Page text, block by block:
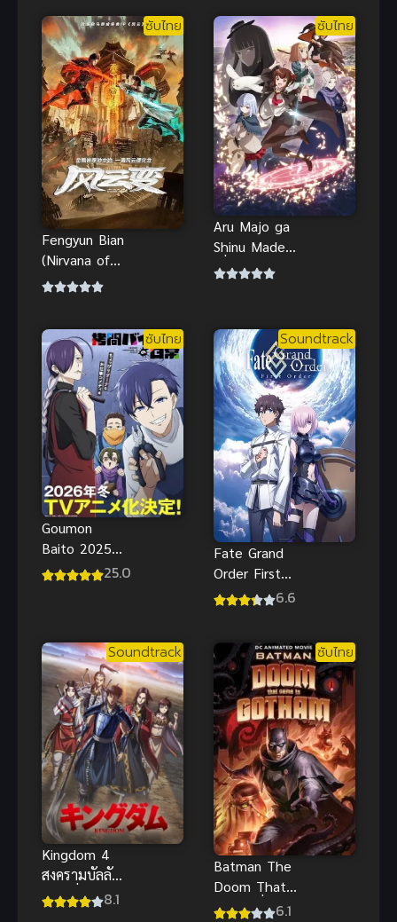
ซับไทย
Fengyun Bian
(Nirvana of
Storm Rider)
อนาคต
ซับไทย
Aru Majo ga
Shinu Made
เมื่อแม่มด
ซับไทย
Goumon
Baito 2025
ซับไทย
25.0
Soundtrack
Fate Grand
Order First
Order
6.6
Soundtrack
Kingdom 4
สงครามบัลลังก์
ผงาดจิ๋นซี ภาค
8.1
ซับไทย
Batman The
Doom That
หายนะที่มาถึง
6.1